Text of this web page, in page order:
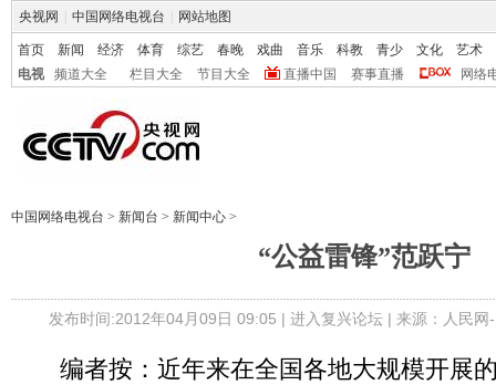
央视网 中国网络电视台 网站地图
首页 新闻 经济 体育 综艺 春晚 戏曲 音乐 科教 青少 文化
艺术
电视
频道大全 栏目大全 节目大全 直播中国 赛事直播 网络
中国网络电视台 > 新闻台 > 新闻中心 >
“公益雷锋”范跃宁
发布时间:2012年04月09日 09:05 | 进入复兴论坛 | 来源：人民
编者按：近年来在全国各地大规模开展